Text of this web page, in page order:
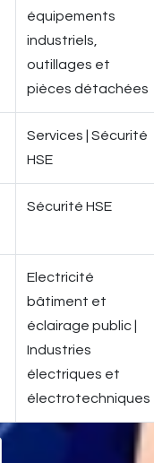
équipements
industriels,
outillages et
pièces détachées
Services | Sécurité
HSE
Sécurité HSE
Electricité
bâtiment et
éclairage public |
Industries
électriques et
électrotechniques